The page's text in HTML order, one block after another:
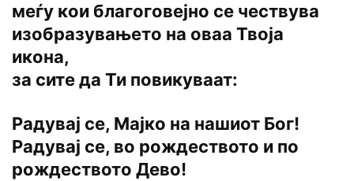
меѓу кои благоговејно се чествува
изобразувањето на оваа Твоја
икона,
за сите да Ти повикуваат:
Радувај се, Мајко на нашиот Бог!
Радувај се, во рождеството и по
рождеството Дево!